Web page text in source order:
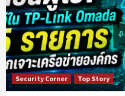
Security Corner Top Story